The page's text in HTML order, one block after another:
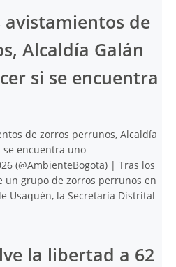
avistamientos de
Alcaldía Galán
si se encuentra
(@AmbienteBogota) | Tras los
un grupo de zorros perrunos en
Usaquén, la Secretaría Distrital
la libertad a 62